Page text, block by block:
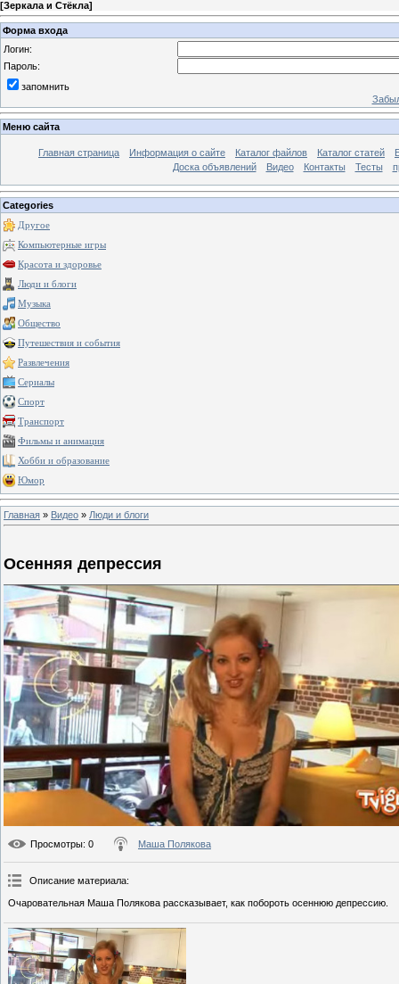
[Зеркала и Стёкла]
Форма входа
Логин:
Пароль:
запомнить
Меню сайта
Главная страница Информация о сайте Каталог файлов Каталог статей
Доска объявлений
Видео Контакты Тесты
Categories
Другое
Компьютерные игры
Красота и здоровье
Люди и блоги
Музыка
Общество
Путешествия и события
Развлечения
Сериалы
Спорт
Транспорт
Фильмы и анимация
Хобби и образование
Юмор
Главная » Видео » Люди и блоги
Осенняя депрессия
Просмотры: 0 Маша Полякова
Описание материала:
Очаровательная Маша Полякова рассказывает, как побороть осеннюю депрессию.